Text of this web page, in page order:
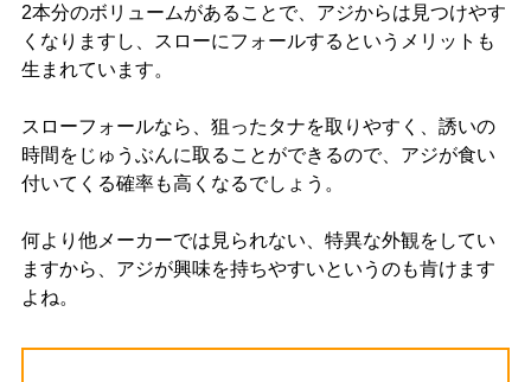
2本分のボリュームがあることで、アジからは見つけやす
くなりますし、スローにフォールするというメリットも
生まれています。
スローフォールなら、狙ったタナを取りやすく、誘いの
時間をじゅうぶんに取ることができるので、アジが食い
付いてくる確率も高くなるでしょう。
何より他メーカーでは見られない、特異な外観をしてい
ますから、アジが興味を持ちやすいというのも肯けます
よね。